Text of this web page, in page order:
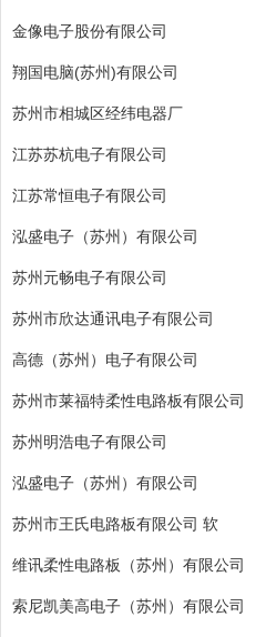
金像电子股份有限公司
翔国电脑(苏州)有限公司
苏州市相城区经纬电器厂
江苏苏杭电子有限公司
江苏常恒电子有限公司
泓盛电子（苏州）有限公司
苏州元畅电子有限公司
苏州市欣达通讯电子有限公司
高德（苏州）电子有限公司
苏州市莱福特柔性电路板有限公司
苏州明浩电子有限公司
泓盛电子（苏州）有限公司
苏州市王氏电路板有限公司 软
维讯柔性电路板（苏州）有限公司
索尼凯美高电子（苏州）有限公司